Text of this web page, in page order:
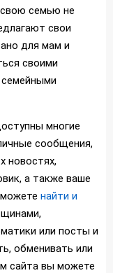
семью не
свои
для мам и
своими
многие
сообщения,
новостях,
а также ваше
найти и
или посты и
обменивать или
сайта вы можете